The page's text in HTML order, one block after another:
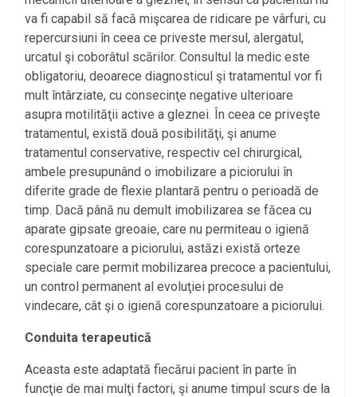
va fi capabil să facă mişcarea de ridicare pe vârfuri, cu
repercursiuni în ceea ce priveste mersul, alergatul,
urcatul şi coborâtul scărilor. Consultul la medic este
obligatoriu, deoarece diagnosticul şi tratamentul vor fi
mult întârziate, cu consecinţe negative ulterioare
asupra motilităţii active a gleznei. În ceea ce priveşte
tratamentul, există două posibilităţi, şi anume
tratamentul conservative, respectiv cel chirurgical,
ambele presupunând o imobilizare a piciorului în
diferite grade de flexie plantară pentru o perioadă de
timp. Dacă până nu demult imobilizarea se făcea cu
aparate gipsate greoaie, care nu permiteau o igienă
corespunzatoare a piciorului, astăzi există orteze
speciale care permit mobilizarea precoce a pacientului,
un control permanent al evoluţiei procesului de
vindecare, cât şi o igienă corespunzatoare a piciorului.
Conduita terapeutică
Aceasta este adaptată fiecărui pacient în parte în
funcţie de mai mulţi factori, şi anume timpul scurs de la